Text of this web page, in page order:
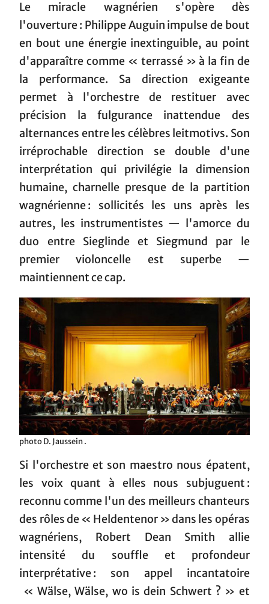
Le miracle wagnérien s'opère dès
l'ouverture : Philippe Auguin impulse de bout
en bout une énergie inextinguible, au point
d'apparaître comme « terrassé » à la fin de
la performance. Sa direction exigeante
permet à l'orchestre de restituer avec
précision la fulgurance inattendue des
alternances entre les célèbres leitmotivs. Son
irréprochable direction se double d'une
interprétation qui privilégie la dimension
humaine, charnelle presque de la partition
wagnérienne : sollicités les uns après les
autres, les instrumentistes — l'amorce du
duo entre Sieglinde et Siegmund par le
premier violoncelle est superbe —
maintiennent ce cap.
photo D. Jaussein .
Si l'orchestre et son maestro nous épatent,
les voix quant à elles nous subjuguent :
reconnu comme l'un des meilleurs chanteurs
des rôles de « Heldentenor » dans les opéras
wagnériens, Robert Dean Smith allie
intensité du souffle et profondeur
interprétative : son appel incantatoire
« Wälse, Wälse, wo is dein Schwert ? » et